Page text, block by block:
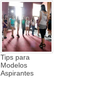
Tips para
Modelos
Aspirantes